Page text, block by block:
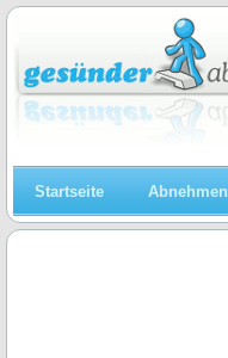
Startseite Abnehmen